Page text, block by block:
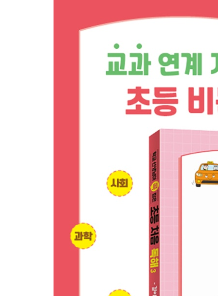
12 AI가 숙제를 대신해 주면 어떨까요?
14 가상현실 속 학교에 다닌다면 어떤 일이 생길까
15 미래에는 어떤 직업이 생길까요?
16 AI가 만든 그림과 내가 그린 그림은 무엇이 다를
3부·마음으로 느끼고 예술로 표현해! 교과 연계 미
18 노래에 따라 왜 감정이 달라질까요?
19 기분을 색깔로 나타낼 수 있을까요?
20 친구 그림이 나와 다를 때, 누가 더 잘 그린 걸까
21 캐릭터도 예술 작품이 될 수 있을까요?
22 슬플 때 노래하거나 그림을 그리면 왜 마음이
23 AI가 만든 것도 예술이라고 할 수 있을까요?
24 예술로 ‘나’를 표현한다면 어떤 모습일까요?
4부·디지털 세상 속 진짜 나! 교과 연계 디지털 미
25 유튜브 알고리즘은 어떻게 내 취향을 알까요?
26 단체 채팅방에서 왜 친구들과 오해가 생길까요?
27 게임 시간은 왜 이렇게 빨리 지나갈까요?